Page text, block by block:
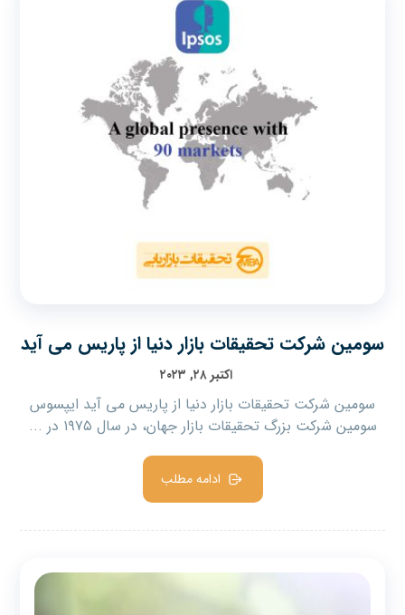
سومین شرکت تحقیقات بازار دنیا از پاریس می آید
اکتبر ۲۸, ۲۰۲۳
سومین شرکت تحقیقات بازار دنیا از پاریس می آید ایپسوس
سومین شرکت بزرگ تحقیقات بازار جهان، در سال ۱۹۷۵ در ...
ادامه مطلب